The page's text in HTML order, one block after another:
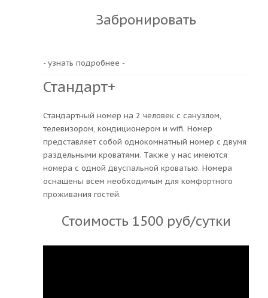
Забронировать
- узнать подробнее -
Стандарт+
Стандартный номер на 2 человек с санузлом,
телевизором, кондиционером и wifi. Номер
представляет собой однокомнатный номер с двумя
раздельными кроватями. Также у нас имеются
номера с одной двуспальной кроватью. Номера
оснащены всем необходимым для комфортного
проживания гостей.
Стоимость 1500 руб/сутки